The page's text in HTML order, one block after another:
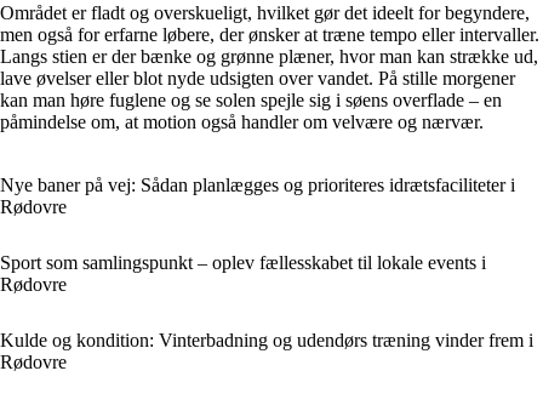
Området er fladt og overskueligt, hvilket gør det ideelt for begyndere,
men også for erfarne løbere, der ønsker at træne tempo eller intervaller.
Langs stien er der bænke og grønne plæner, hvor man kan strække ud,
lave øvelser eller blot nyde udsigten over vandet. På stille morgener
kan man høre fuglene og se solen spejle sig i søens overflade – en
påmindelse om, at motion også handler om velvære og nærvær.
Nye baner på vej: Sådan planlægges og prioriteres idrætsfaciliteter i
Rødovre
Sport som samlingspunkt – oplev fællesskabet til lokale events i
Rødovre
Kulde og kondition: Vinterbadning og udendørs træning vinder frem i
Rødovre